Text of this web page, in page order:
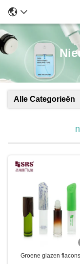
Alle Categorieën
Groene glazen